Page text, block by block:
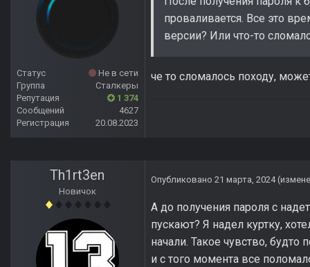
Статус
Не в сети
Группа
Сталкеры
Репутация
1 374
Сообщений
4627
Регистрация
20.08.2023
проваливается. Все это
версии? Или что-то
че то сломалось походу,
Th1rt3en
Новичок
Опубликовано 21 марта, 2024
А до получения пароля с
пускают? Я надел куртку,
начали. Такое чувство,
и с того момента все